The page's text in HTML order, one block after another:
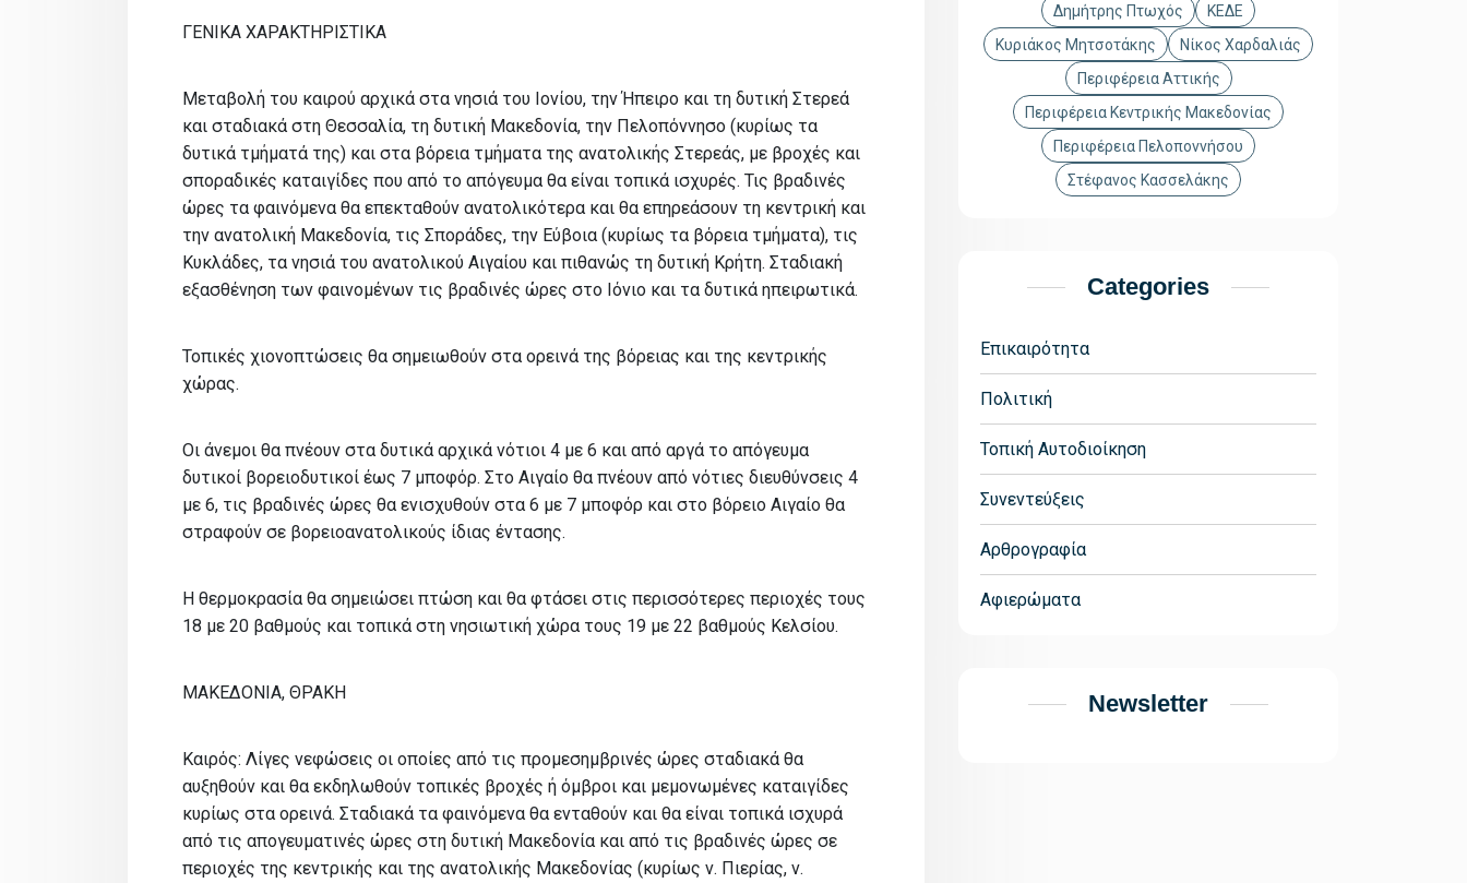
ΓΕΝΙΚΑ ΧΑΡΑΚΤΗΡΙΣΤΙΚΑ
Μεταβολή του καιρού αρχικά στα νησιά του Ιονίου, την Ήπειρο και τη δυτική Στερεά
και σταδιακά στη Θεσσαλία, τη δυτική Μακεδονία, την Πελοπόννησο (κυρίως τα
δυτικά τμήματά της) και στα βόρεια τμήματα της ανατολικής Στερεάς, με βροχές και
σποραδικές καταιγίδες που από το απόγευμα θα είναι τοπικά ισχυρές. Τις βραδινές
ώρες τα φαινόμενα θα επεκταθούν ανατολικότερα και θα επηρεάσουν τη κεντρική και
την ανατολική Μακεδονία, τις Σποράδες, την Εύβοια (κυρίως τα βόρεια τμήματα), τις
Κυκλάδες, τα νησιά του ανατολικού Αιγαίου και πιθανώς τη δυτική Κρήτη. Σταδιακή
εξασθένηση των φαινομένων τις βραδινές ώρες στο Ιόνιο και τα δυτικά ηπειρωτικά.
Τοπικές χιονοπτώσεις θα σημειωθούν στα ορεινά της βόρειας και της κεντρικής
χώρας.
Οι άνεμοι θα πνέουν στα δυτικά αρχικά νότιοι 4 με 6 και από αργά το απόγευμα
δυτικοί βορειοδυτικοί έως 7 μποφόρ. Στο Αιγαίο θα πνέουν από νότιες διευθύνσεις 4
με 6, τις βραδινές ώρες θα ενισχυθούν στα 6 με 7 μποφόρ και στο βόρειο Αιγαίο θα
στραφούν σε βορειοανατολικούς ίδιας έντασης.
Η θερμοκρασία θα σημειώσει πτώση και θα φτάσει στις περισσότερες περιοχές τους
18 με 20 βαθμούς και τοπικά στη νησιωτική χώρα τους 19 με 22 βαθμούς Κελσίου.
ΜΑΚΕΔΟΝΙΑ, ΘΡΑΚΗ
Καιρός: Λίγες νεφώσεις οι οποίες από τις προμεσημβρινές ώρες σταδιακά θα
αυξηθούν και θα εκδηλωθούν τοπικές βροχές ή όμβροι και μεμονωμένες καταιγίδες
κυρίως στα ορεινά. Σταδιακά τα φαινόμενα θα ενταθούν και θα είναι τοπικά ισχυρά
από τις απογευματινές ώρες στη δυτική Μακεδονία και από τις βραδινές ώρες σε
περιοχές της κεντρικής και της ανατολικής Μακεδονίας (κυρίως ν. Πιερίας, ν.
Δημήτρης Πτωχός
ΚΕΔΕ
Κυριάκος Μητσοτάκης
Νίκος Χαρδαλιάς
Περιφέρεια Αττικής
Περιφέρεια Κεντρικής Μακεδονίας
Περιφέρεια Πελοποννήσου
Στέφανος Κασσελάκης
Categories
Επικαιρότητα
Πολιτική
Τοπική Αυτοδιοίκηση
Συνεντεύξεις
Αρθρογραφία
Αφιερώματα
Newsletter